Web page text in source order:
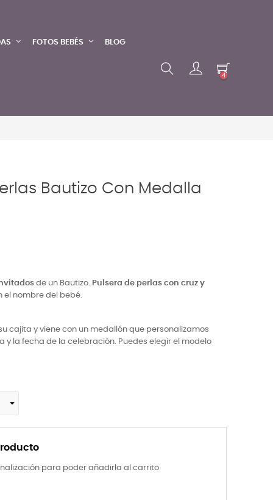
FOTOS BEBÉS BLOG
4
Bautizo Con Medalla
de un Bautizo. Pulsera de perlas con cruz y
el nombre del bebé.
cajita y viene con un medallón que personalizamos
y la fecha de la celebración. Puedes elegir el modelo
para poder añadirla al carrito